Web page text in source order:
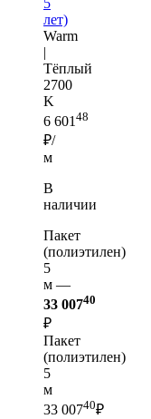
лет)
Warm
|
Тёплый
2700
K
6 601 48
₽/
м
В
наличии
Пакет
(полиэтилен)
5
м —
33 00740
₽
Пакет
(полиэтилен)
5
м
33 00740₽